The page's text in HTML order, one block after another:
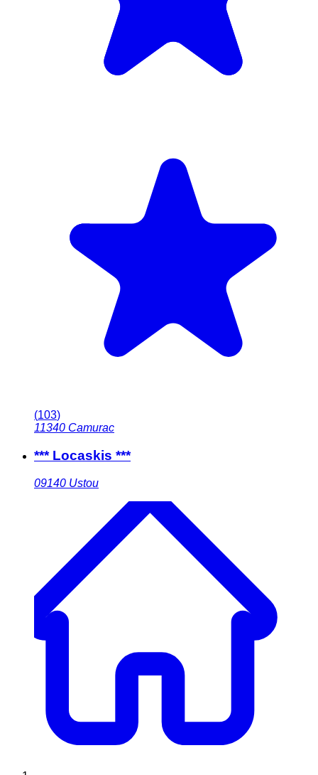
(103)
11340 Camurac
*** Locaskis ***
09140 Ustou